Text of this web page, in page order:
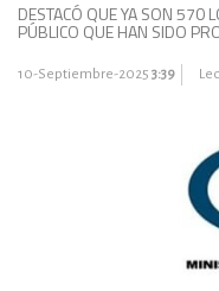
DESTACÓ QUE YA SON 570
PÚBLICO QUE HAN SIDO
10-Septiembre-2025 3:39